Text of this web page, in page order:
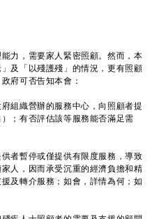
，需要家人緊密照顧。然而，本
及「以殘護殘」的情況，更有照顧
府可否告知本會：
組織營辦的服務中心，向照顧者提
；有否評估該等服務能否滿足需
者暫停或僅提供有限度服務，導致
人，因而承受沉重的經濟負擔和精
及轉介服務；如會，詳情為何；如